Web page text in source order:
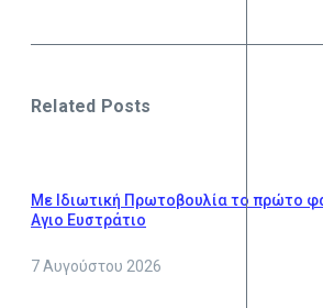
Related Posts
Με Ιδιωτική Πρωτοβουλία το πρώτο
Αγιο Ευστράτιο
7 Αυγούστου 2026